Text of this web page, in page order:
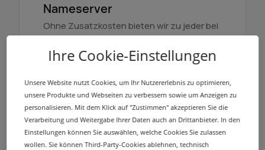
Nameserver
Ohne Zusatzkosten bieten wir zu jeder bei
InterNetX registrierten Domain eine
redundant ausgelegte Nameserver-
Infrastruktur mit mehreren Standorten.
Mehr erfahren
Ihre Cookie-Einstellungen
Unsere Website nutzt Cookies, um Ihr Nutzererlebnis zu optimieren,
unsere Produkte und Webseiten zu verbessern sowie um Anzeigen zu
personalisieren. Mit dem Klick auf "Zustimmen" akzeptieren Sie die
Verarbeitung und Weitergabe Ihrer Daten auch an Drittanbieter. In den
Einstellungen können Sie auswählen, welche Cookies Sie zulassen
wollen. Sie können Third-Party-Cookies ablehnen, technisch